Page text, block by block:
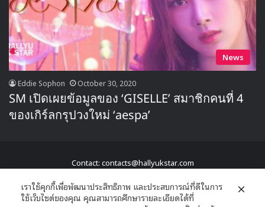
News
Eddie Sophon October 30, 2020
SM เปิดเผยข้อมูลของ ‘GISELLE’ สมาชิกคนที่ 4
ของเกิร์ลกรุปวงใหม่ ‘aespa’
Contact: contacts@hallyukstar.com
Hallyu K Star a family of New Edition © Copyright 2026, All Rights
Reserved
เราใช้คุกกี้เพื่อพัฒนาประสิทธิภาพ และประสบการณ์ที่ดีในการ
ใช้เว็บไซต์ของคุณ คุณสามารถศึกษารายละเอียดได้ที่